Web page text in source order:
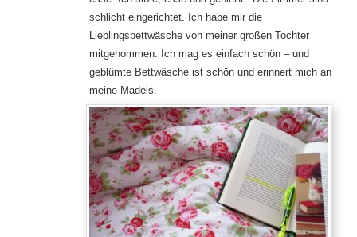
schlicht eingerichtet. Ich habe mir die
Lieblingsbettwäsche von meiner großen Tochter
mitgenommen. Ich mag es einfach schön – und
geblümte Bettwäsche ist schön und erinnert mich an
meine Mädels.